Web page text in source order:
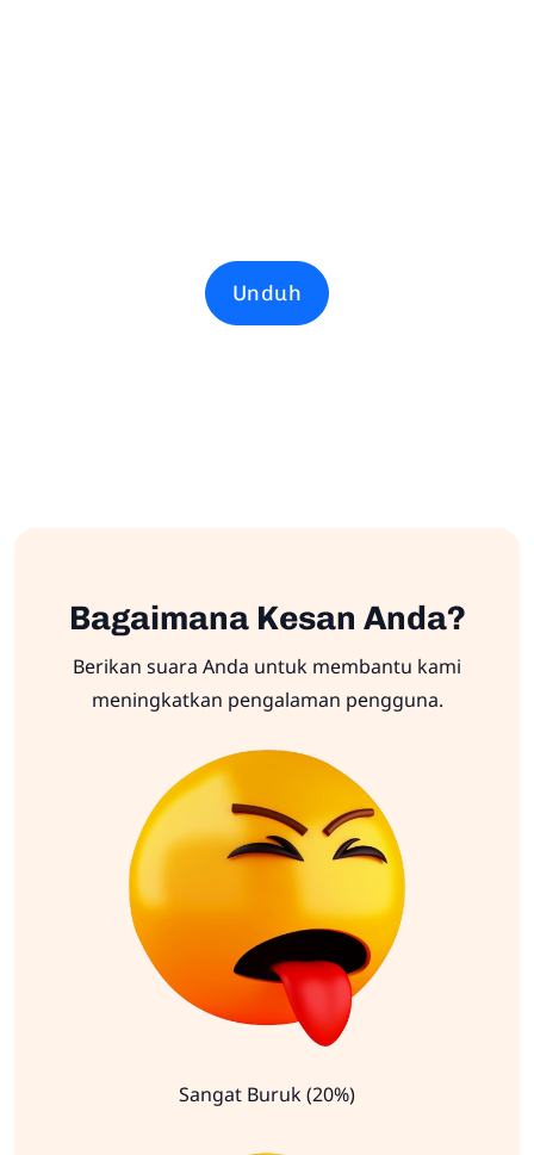
Unduh
Bagaimana Kesan Anda?
Berikan suara Anda untuk membantu kami
meningkatkan pengalaman pengguna.
Sangat Buruk (20%)